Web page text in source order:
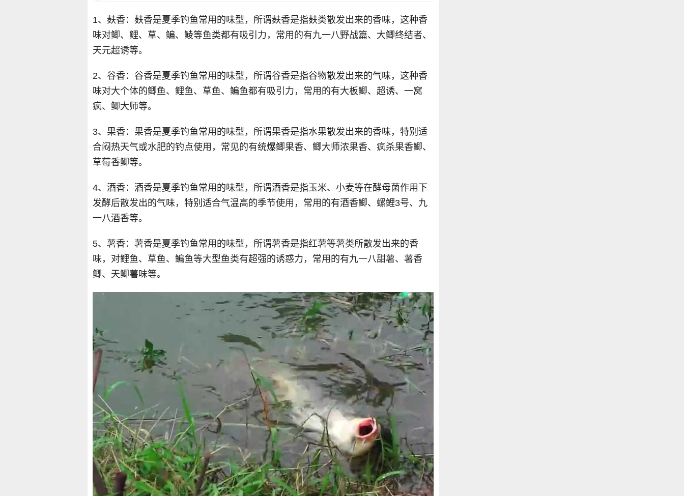
1、麸香：麸香是夏季钓鱼常用的味型，所谓麸香是指麸类散发出来的香味，这种香
味对鲫、鲤、草、鳊、鲮等鱼类都有吸引力，常用的有九一八野战篇、大鲫终结者、
天元超诱等。
2、谷香：谷香是夏季钓鱼常用的味型，所谓谷香是指谷物散发出来的气味，这种香
味对大个体的鲫鱼、鲤鱼、草鱼、鳊鱼都有吸引力，常用的有大板鲫、超诱、一窝
疯、鲫大师等。
3、果香：果香是夏季钓鱼常用的味型，所谓果香是指水果散发出来的香味，特别适
合闷热天气或水肥的钓点使用，常见的有统爆鲫果香、鲫大师浓果香、疯杀果香鲫、
草莓香鲫等。
4、酒香：酒香是夏季钓鱼常用的味型，所谓酒香是指玉米、小麦等在酵母菌作用下
发酵后散发出的气味，特别适合气温高的季节使用，常用的有酒香鲫、螺鲤3号、九
一八酒香等。
5、薯香：薯香是夏季钓鱼常用的味型，所谓薯香是指红薯等薯类所散发出来的香
味，对鲤鱼、草鱼、鳊鱼等大型鱼类有超强的诱惑力，常用的有九一八甜薯、薯香
鲫、天鲫薯味等。